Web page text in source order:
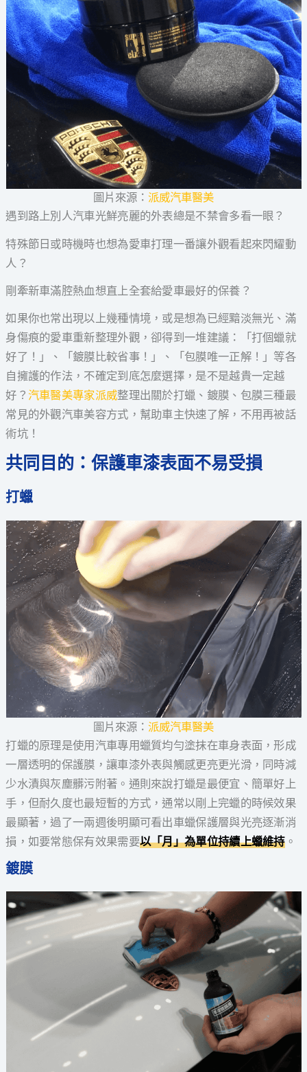
圖片來源： 派威汽車醫美
遇到路上別人汽車光鮮亮麗的外表總是不禁會多看一眼？
特殊節日或時機時也想為愛車打理一番讓外觀看起來閃耀動
人？
剛牽新車滿腔熱血想直上全套給愛車最好的保養？
如果你也常出現以上幾種情境，或是想為已經黯淡無光、滿
身傷痕的愛車重新整理外觀，卻得到一堆建議：「打個蠟就
好了！」、「鍍膜比較省事！」、「包膜唯一正解！」等各
自擁護的作法，不確定到底怎麼選擇，是不是越貴一定越
好？ 汽車醫美專家派威整理出關於打蠟、鍍膜、包膜三種最
常見的外觀汽車美容方式，幫助車主快速了解，不用再被話
術坑！
共同目的：保護車漆表面不易受損
打蠟
圖片來源： 派威汽車醫美
打蠟的原理是使用汽車專用蠟質均勻塗抹在車身表面，形成
一層透明的保護膜，讓車漆外表與觸感更亮更光滑，同時減
少水漬與灰塵髒污附著。通則來說打蠟是最便宜、簡單好上
手，但耐久度也最短暫的方式，通常以剛上完蠟的時候效果
最顯著，過了一兩週後明顯可看出車蠟保護層與光亮逐漸消
損，如要常態保有效果需要以「月」為單位持續上蠟維持。
鍍膜